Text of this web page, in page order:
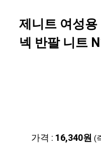
제니트 여성
넥 반팔 니트
가격 : 16,340원 (